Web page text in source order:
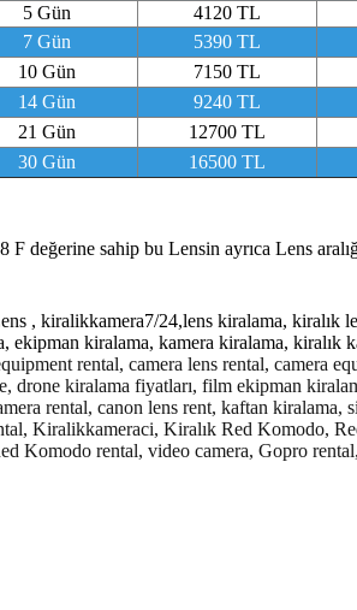
5 Gün
4120 TL
7 Gün
5390 TL
10 Gün
7150 TL
14 Gün
9240 TL
21 Gün
12700 TL
30 Gün
16500 TL
F değerine sahip bu Lensin ayrıca Lens
, kiralikkamera7/24,lens kiralama, kiralık
kiralama, kamera kiralama, kiralık
rental, camera lens rental, camera
drone kiralama fiyatları, film ekipman
rental, canon lens rent, kaftan
Kiralikkameraci, Kiralık Red Komodo,
Komodo rental, video camera, Gopro